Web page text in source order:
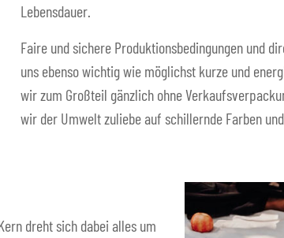
Lebensdauer.
Faire und sichere Produktionsbedingungen und
uns ebenso wichtig wie möglichst kurze und
wir zum Großteil gänzlich ohne
wir der Umwelt zuliebe auf schillernde Farben und
dreht sich dabei alles um